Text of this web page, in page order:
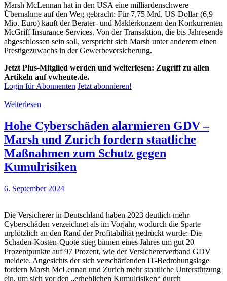
Marsh McLennan hat in den USA eine milliardenschwere
Übernahme auf den Weg gebracht: Für 7,75 Mrd. US-Dollar (6,9
Mio. Euro) kauft der Berater- und Maklerkonzern den Konkurrenten
McGriff Insurance Services. Von der Transaktion, die bis Jahresende
abgeschlossen sein soll, verspricht sich Marsh unter anderem einen
Prestigezuwachs in der Gewerbeversicherung.
Jetzt Plus-Mitglied werden und weiterlesen: Zugriff zu allen
Artikeln auf vwheute.de.
Login für Abonnenten Jetzt abonnieren!
Weiterlesen
Hohe Cyberschäden alarmieren GDV –
Marsh und Zurich fordern staatliche
Maßnahmen zum Schutz gegen
Kumulrisiken
6. September 2024
Die Versicherer in Deutschland haben 2023 deutlich mehr
Cyberschäden verzeichnet als im Vorjahr, wodurch die Sparte
urplötzlich an den Rand der Profitabilität gedrückt wurde: Die
Schaden-Kosten-Quote stieg binnen eines Jahres um gut 20
Prozentpunkte auf 97 Prozent, wie der Versichererverband GDV
meldete. Angesichts der sich verschärfenden IT-Bedrohungslage
fordern Marsh McLennan und Zurich mehr staatliche Unterstützung
ein, um sich vor den „erheblichen Kumulrisiken“ durch